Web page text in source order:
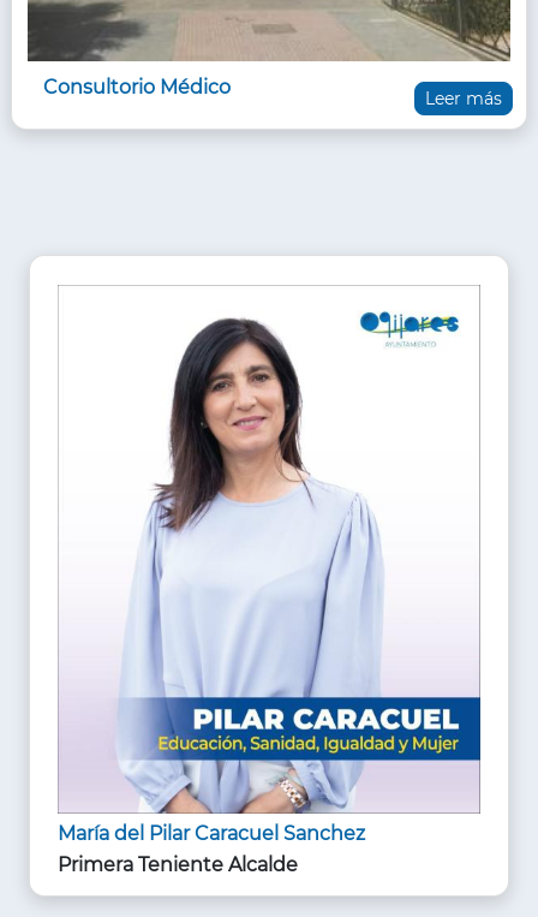
María del Pilar Caracuel Sanchez
Primera Teniente Alcalde
Consultorio Médico
Leer más